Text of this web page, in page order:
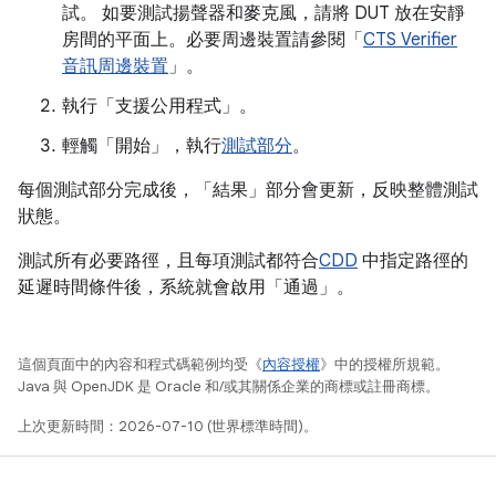
試。 如要測試揚聲器和麥克風，請將 DUT 放在安靜
房間的平面上。必要周邊裝置請參閱「 CTS Verifier
音訊周邊裝置」。
執行「支援公用程式」 。
輕觸「開始」
，執行測試部分。
每個測試部分完成後，「結果」 部分會更新，反映整體測試
狀態。
測試所有必要路徑，且每項測試都符合CDD 中指定路徑的
延遲時間條件後，系統就會啟用「通過」 。
這個頁面中的內容和程式碼範例均受《內容授權》中的授權所規範。
Java 與 OpenJDK 是 Oracle 和/或其關係企業的商標或註冊商標。
上次更新時間：2026-07-10 (世界標準時間)。